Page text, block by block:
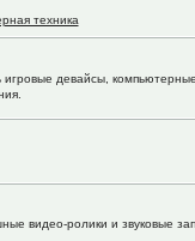
техника
девайсы,
видео-ролики и звуковые